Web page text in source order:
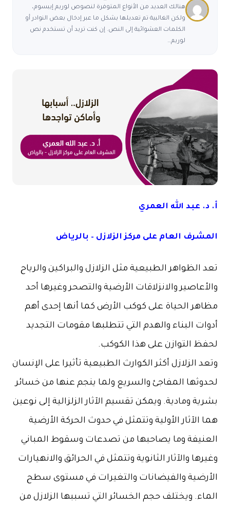
هنالك العديد من الأنواع المتوفرة لنصوص لوريم إيبسوم،
ولكن الغالبية تم تعديلها بشكل ما عبر إدخال بعض النوادر أو
الكلمات العشوائية إلى النص. إن كنت تريد أن تستخدم نص
لوريم…
أ. د. عبد الله العمري
المشرف العام على مركز الزلازل – بالرياض
تعد الظواهر الطبيعية مثل الزلازل والبراكين والرياح
والأعاصير والانزلاقات الأرضية والتصحر وغيرها أحد
مظاهر الحياة على كوكب الأرض كما أنها إحدى أهم
أدوات البناء والهدم التي تتطلبها مقومات التجديد
لحفظ التوازن على هذا الكوكب.
وتعد الزلازل أكثر الكوارث الطبيعية تأثيرا على الإنسان
لحدوثها المفاجئ والسريع ولما ينجم عنها من خسائر
بشرية ومادية. ويمكن تقسيم الآثار الزلزالية إلى نوعين
هما الآثار الأولية وتتمثل في حدوث الحركة الأرضية
العنيفة وما يصاحبها من تصدعات وسقوط المباني
وغيرها والآثار الثانوية وتتمثل في الحرائق والانهيارات
الأرضية والفيضانات والتغيرات في مستوى سطح
الماء. ويختلف حجم الخسائر التي تسببها الزلازل من